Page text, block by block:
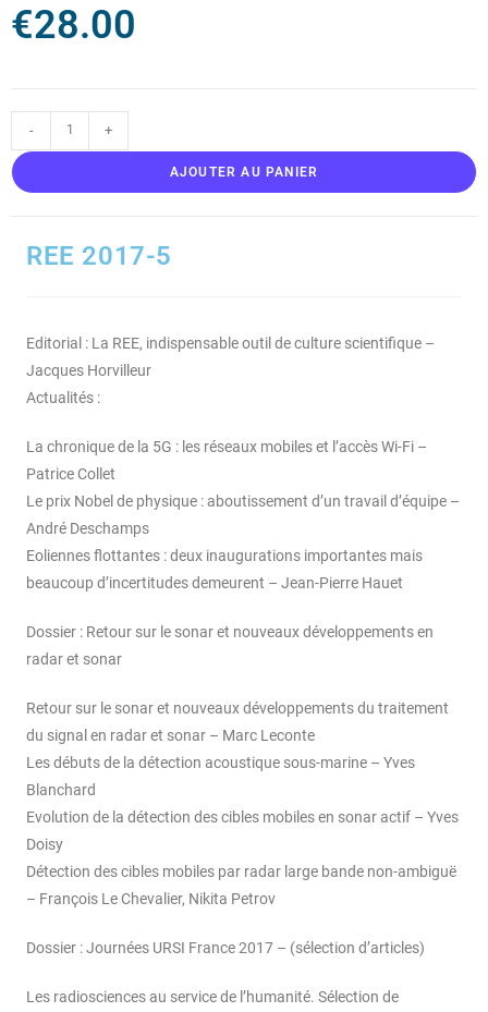
€28.00
- +
AJOUTER AU PANIER
REE 2017-5
Editorial : La REE, indispensable outil de culture scientifique –
Jacques Horvilleur
Actualités :
La chronique de la 5G : les réseaux mobiles et l’accès Wi-Fi –
Patrice Collet
Le prix Nobel de physique : aboutissement d’un travail d’équipe –
André Deschamps
Eoliennes flottantes : deux inaugurations importantes mais
beaucoup d’incertitudes demeurent – Jean-Pierre Hauet
Dossier : Retour sur le sonar et nouveaux développements en
radar et sonar
Retour sur le sonar et nouveaux développements du traitement
du signal en radar et sonar – Marc Leconte
Les débuts de la détection acoustique sous-marine – Yves
Blanchard
Evolution de la détection des cibles mobiles en sonar actif – Yves
Doisy
Détection des cibles mobiles par radar large bande non-ambiguë
– François Le Chevalier, Nikita Petrov
Dossier : Journées URSI France 2017 – (sélection d’articles)
Les radiosciences au service de l’humanité. Sélection de